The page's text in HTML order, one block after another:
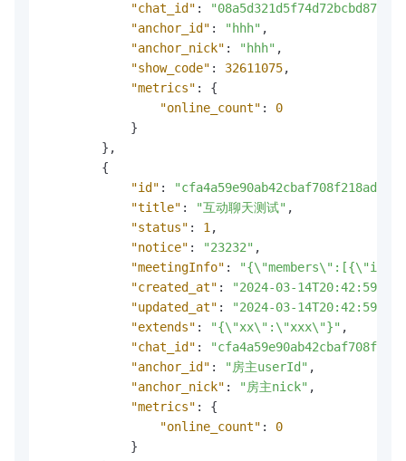
"chat_id" :
"anchor_id" : "hhh" ,
"anchor_nick" : "hhh" ,
"show_code" : 32611075,
"metrics" :
{
"online_count" :
0
}
} ,
{
"id" :
"title" : "互动聊天测试" ,
"status" : 1 ,
"notice" : "23232" ,
"meetingInfo" :
"created_at" : "2024-03-14T20:42:59"
"updated_at" : "2024-03-14T20:42:59"
"extends" : "{\"xx\":\"xxx\"}" ,
"chat_id" :
"anchor_id" : "房主userId" ,
"anchor_nick" : "房主nick" ,
"metrics" :
{
"online_count" :
0
}